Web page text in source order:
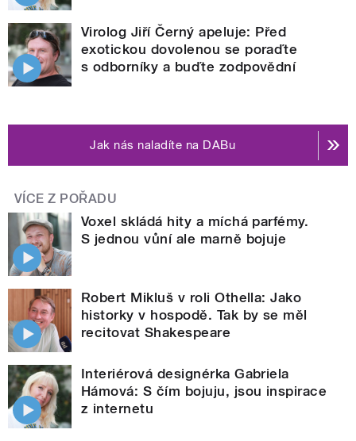
Virolog Jiří Černý apeluje: Před
exotickou dovolenou se poraďte
s odborníky a buďte zodpovědní
Jak nás naladíte na DABu
VÍCE Z POŘADU
Voxel skládá hity a míchá parfémy.
S jednou vůní ale marně bojuje
Robert Mikluš v roli Othella: Jako
historky v hospodě. Tak by se měl
recitovat Shakespeare
Interiérová designérka Gabriela
Hámová: S čím bojuju, jsou inspirace
z internetu